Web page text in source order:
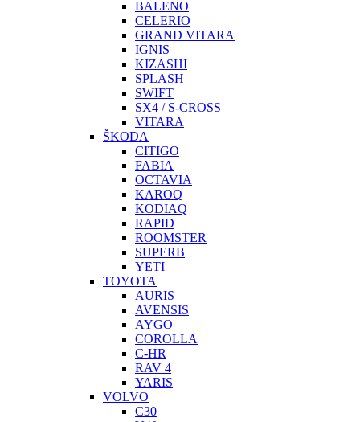
BALENO
CELERIO
GRAND VITARA
IGNIS
KIZASHI
SPLASH
SWIFT
SX4 / S-CROSS
VITARA
ŠKODA
CITIGO
FABIA
OCTAVIA
KAROQ
KODIAQ
RAPID
ROOMSTER
SUPERB
YETI
TOYOTA
AURIS
AVENSIS
AYGO
COROLLA
C-HR
RAV 4
YARIS
VOLVO
C30